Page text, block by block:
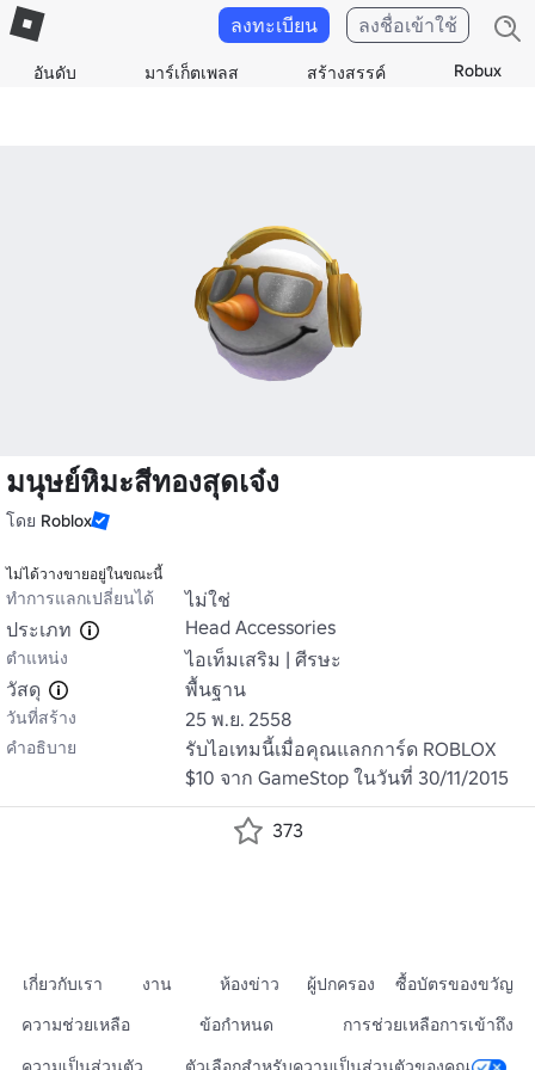
อันดับ มาร์เก็ตเพลส สร้างสรรค์ Robux
ลงทะเบียน ลงชื่อเข้าใช้
มนุษย์หิมะสีทองสุดเจ๋ง
โดย Roblox
ไม่ได้วางขายอยู่ในขณะนี้
ทำการแลกเปลี่ยนได้
ไม่ใช่
ประเภท
Head Accessories
ตำแหน่ง
ไอเท็มเสริม | ศีรษะ
วัสดุ
พื้นฐาน
วันที่สร้าง 25 พ.ย. 2558
คำอธิบาย
รับไอเทมนี้เมื่อคุณแลกการ์ด ROBLOX
$10 จาก GameStop ในวันที่ 30/11/2015
373
เกี่ยวกับเรา งาน ห้องข่าว ผู้ปกครอง
ซื้อบัตรของขวัญ
ความช่วยเหลือ
ข้อกำหนด
การช่วยเหลือการเข้าถึง